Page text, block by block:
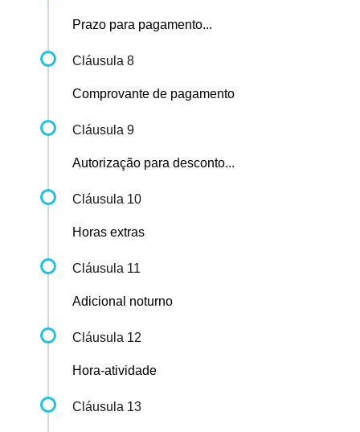
Prazo para pagamento...
Cláusula 8
Comprovante de pagamento
Cláusula 9
Autorização para desconto...
Cláusula 10
Horas extras
Cláusula 11
Adicional noturno
Cláusula 12
Hora-atividade
Cláusula 13